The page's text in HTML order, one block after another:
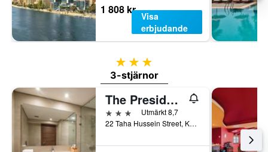
1 808 kr
Visa
erbjudande
3 stjärnor
3-stjärnor
The President Hotel Cairo
3 stjärnorUtmärkt 8,7
22 Taha Hussein Street, Kairo, Egypten